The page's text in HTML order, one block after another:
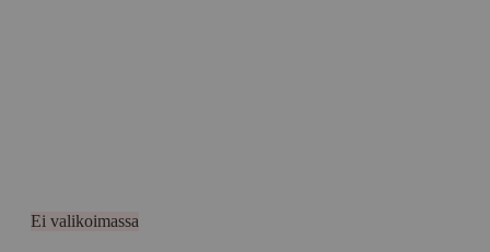
Ei valikoimassa